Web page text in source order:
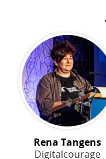
Rena Tangens
Digitalcourage